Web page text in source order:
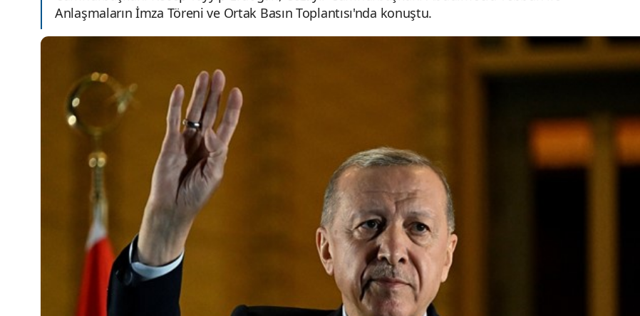
Anlaşmaların İmza Töreni ve Ortak Basın Toplantısı'nda konuştu.